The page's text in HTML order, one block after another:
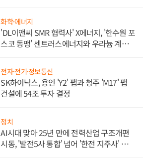
화학·에너지
'DL이앤씨 SMR 협력사' X에너지, '한수원 포
스코 동맹' 센트러스에너지와 우라늄 계약
전자·전기·정보통신
SK하이닉스, 용인 'Y2' 팹과 청주 'M17' 팹
건설에 54조 투자 결정
정치
AI시대 맞아 25년 만에 전력산업 구조개편
시동, '발전5사 통합' 넘어 '한전 지주사' 재편